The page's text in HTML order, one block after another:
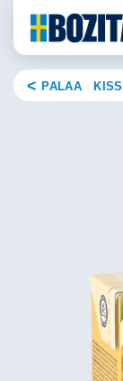
content
PALAA